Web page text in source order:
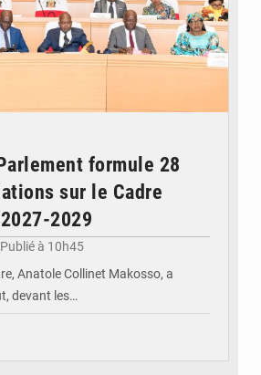
formule 28
sur le Cadre
2029
Publié à 10h45
Anatole Collinet Makosso, a
devant les…